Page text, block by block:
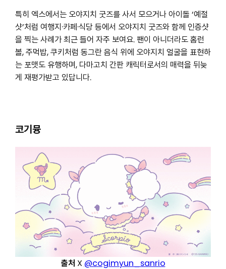
특히 엑스에서는 오야지치 굿즈를 사서 모으거나 아이돌 ‘예절
샷’처럼 여행지·카페·식당 등에서 오야지치 굿즈와 함께 인증샷
을 찍는 사례가 최근 들어 자주 보여요. 팬이 아니더라도 홈런
볼, 주먹밥, 쿠키처럼 동그란 음식 위에 오야지치 얼굴을 표현하
는 포맷도 유행하며, 다마고치 간판 캐릭터로서의 매력을 뒤늦
게 재평가받고 있답니다.
코기뮹
출처 X @cogimyun_sanrio